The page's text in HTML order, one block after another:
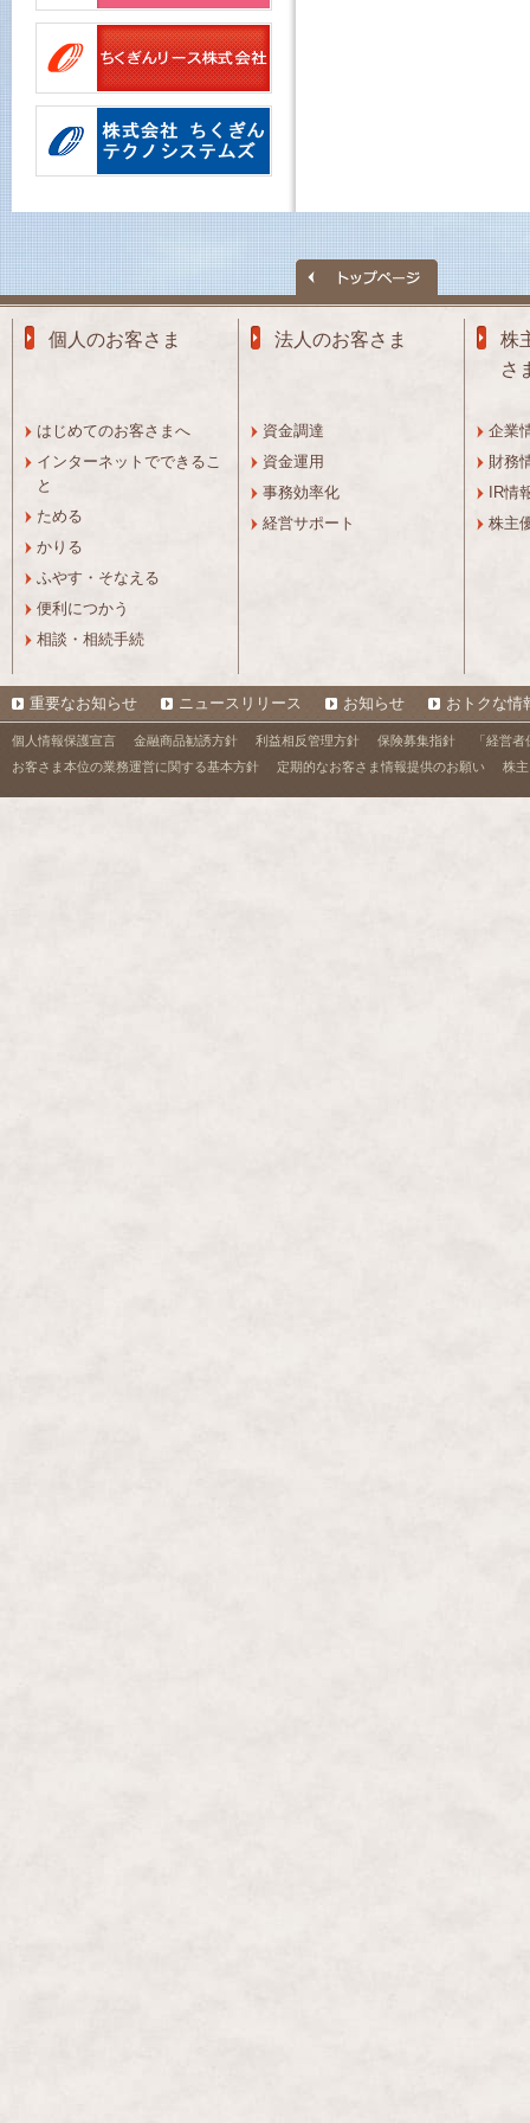
個人のお客さま
はじめてのお客さまへ
インターネットでできるこ
と
ためる
かりる
ふやす・そなえる
便利につかう
相談・相続手続
法人のお客さま
資金調達
資金運用
事務効率化
経営サポート
株
さ
企業
財務
IR情
株主
重要なお知らせ ニュースリリース お知らせ おトクな情
個人情報保護宣言 金融商品勧誘方針 利益相反管理方針 保険募集指針
「経営
お客さま本位の業務運営に関する基本方針
定期的なお客さま情報提供のお願い 株